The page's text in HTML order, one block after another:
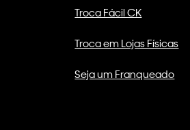
Troca Fácil CK
Troca em Lojas Físicas
Seja um Franqueado